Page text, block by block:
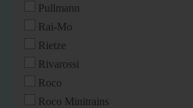
Pullmann
Rai-Mo
Rietze
Rivarossi
Roco
Roco Minitrains